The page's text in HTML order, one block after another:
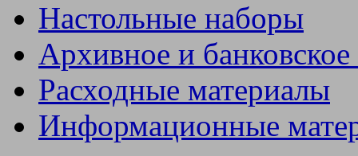
Настольные наборы
Архивное и
Расходные материалы
Информационные